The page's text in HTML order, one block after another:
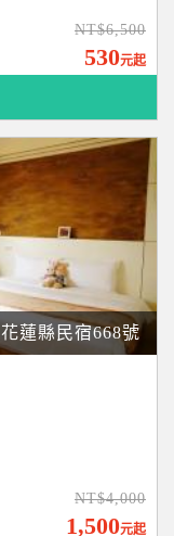
NT$6,500
530元起
花蓮縣民宿668號
NT$4,000
1,500元起